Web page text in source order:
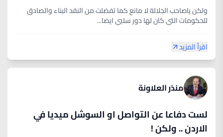
ولكن ياصاحب الجلالة لا مانع كما تفضلت من النقد البناء والصادق
للحكومات التي كان لها دور سلبي ايضا...
اقرأ المزيد
منذر العلاونة
لست دفاعا عن التواصل او السوشل ميديا في
الاردن .. ولكن !